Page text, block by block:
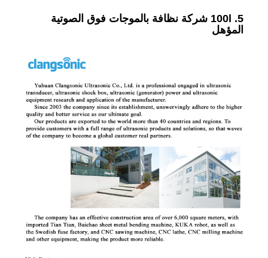
5. 100l شركة نظافة بالموجات فوق الصوتية
المؤهل